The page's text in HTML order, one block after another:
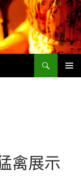
禽展示